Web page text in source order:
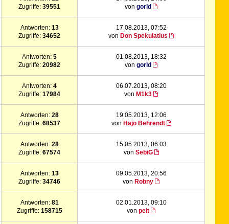
Zugriffe:39551
vongorld
Antworten: 13
Zugriffe:34652
17.08.2013, 07:52
von Don Spekulatius
Antworten:5
Zugriffe:20982
01.08.2013, 18:32
vongorld
Antworten:4
Zugriffe:17984
06.07.2013, 08:20
von M1k3
Antworten: 28
Zugriffe:68537
19.05.2013, 12:06
von Hajo Behrendt
Antworten: 28
Zugriffe:67574
15.05.2013, 06:03
von SebiG
Antworten: 13
Zugriffe:34746
09.05.2013, 20:56
von Robny
Antworten: 81
Zugriffe: 158715
02.01.2013, 09:10
vonpeit